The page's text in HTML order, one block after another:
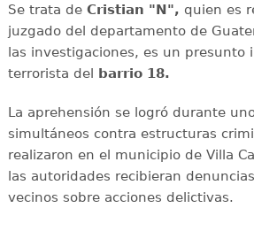
Se trata de Cristian "N", quien es
juzgado del departamento de
las investigaciones, es un presunto
terrorista del barrio 18.
La aprehensión se logró durante
simultáneos contra estructuras
realizaron en el municipio de Villa
las autoridades recibieran
vecinos sobre acciones delictivas.